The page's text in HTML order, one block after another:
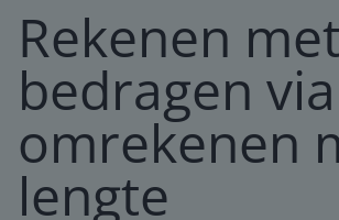
Rekenen met
bedragen via
omrekenen
lengte